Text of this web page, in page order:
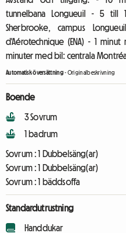
tunnelbana Longueuil - 5 till
Sherbrooke, campus
d'Aérotechnique (ENA) - 1
minuter med bil: centrala
Automatisk översättning-Originalbeskrivning
Boende
3 Sovrum
1 badrum
Sovrum :1 Dubbelsäng(ar)
Sovrum :1 Dubbelsäng(ar)
Sovrum :1 bäddsoffa
Standardutrustning
Handdukar